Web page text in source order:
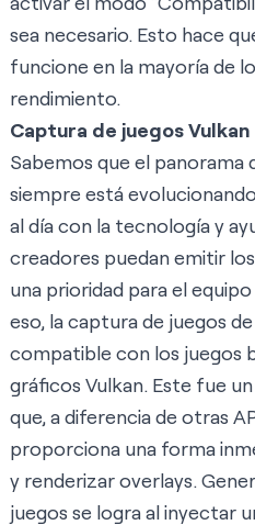
sea necesario. Esto hace
funcione en la mayoría de
rendimiento.
Captura de juegos Vulkan
Sabemos que el panorama
siempre está
al día con la tecnología y
creadores puedan emitir
una prioridad para el
eso, la captura de juegos
compatible con los juegos
gráficos Vulkan. Este fue
que, a diferencia de otras
proporciona una forma
y renderizar overlays.
juegos se logra al inyectar